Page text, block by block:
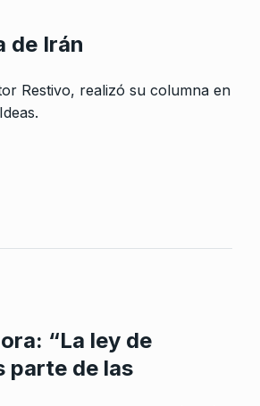
de Irán
Restivo, realizó su columna en
“La ley de
parte de las
LA VUELTA COMPLETA
Cómo están los salarios y cómo